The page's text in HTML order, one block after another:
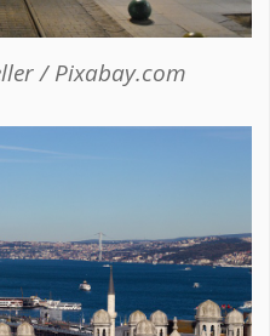
/ Pixabay.com